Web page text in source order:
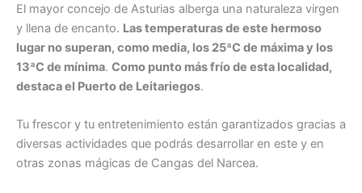
El mayor concejo de Asturias alberga una naturaleza virgen
y llena de encanto. Las temperaturas de este hermoso
lugar no superan, como media, los 25ªC de máxima y los
13ªC de mínima. Como punto más frío de esta localidad,
destaca el Puerto de Leitariegos.
Tu frescor y tu entretenimiento están garantizados gracias a
diversas actividades que podrás desarrollar en este y en
otras zonas mágicas de Cangas del Narcea.